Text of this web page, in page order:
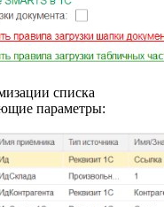
списка
параметры: